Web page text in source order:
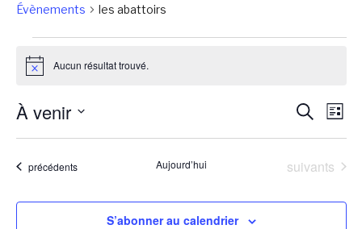
Évènements les abattoirs
Évènements
Notice Aucun résultat trouvé.
et
Liste
À venir
Sélectionnez
Évènements
précédents Aujourd’hui Évènements
suivants
S’abonner au calendrier